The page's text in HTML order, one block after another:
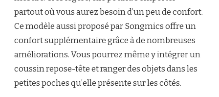
partout où vous aurez besoin d’un peu de confort.
Ce modèle aussi proposé par Songmics offre un
confort supplémentaire grâce à de nombreuses
améliorations. Vous pourrez même y intégrer un
coussin repose-tête et ranger des objets dans les
petites poches qu’elle présente sur les côtés.